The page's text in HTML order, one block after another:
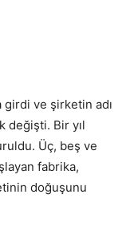
girdi ve şirketin adı
değişti. Bir yıl
Üç, beş ve
fabrika,
doğuşunu